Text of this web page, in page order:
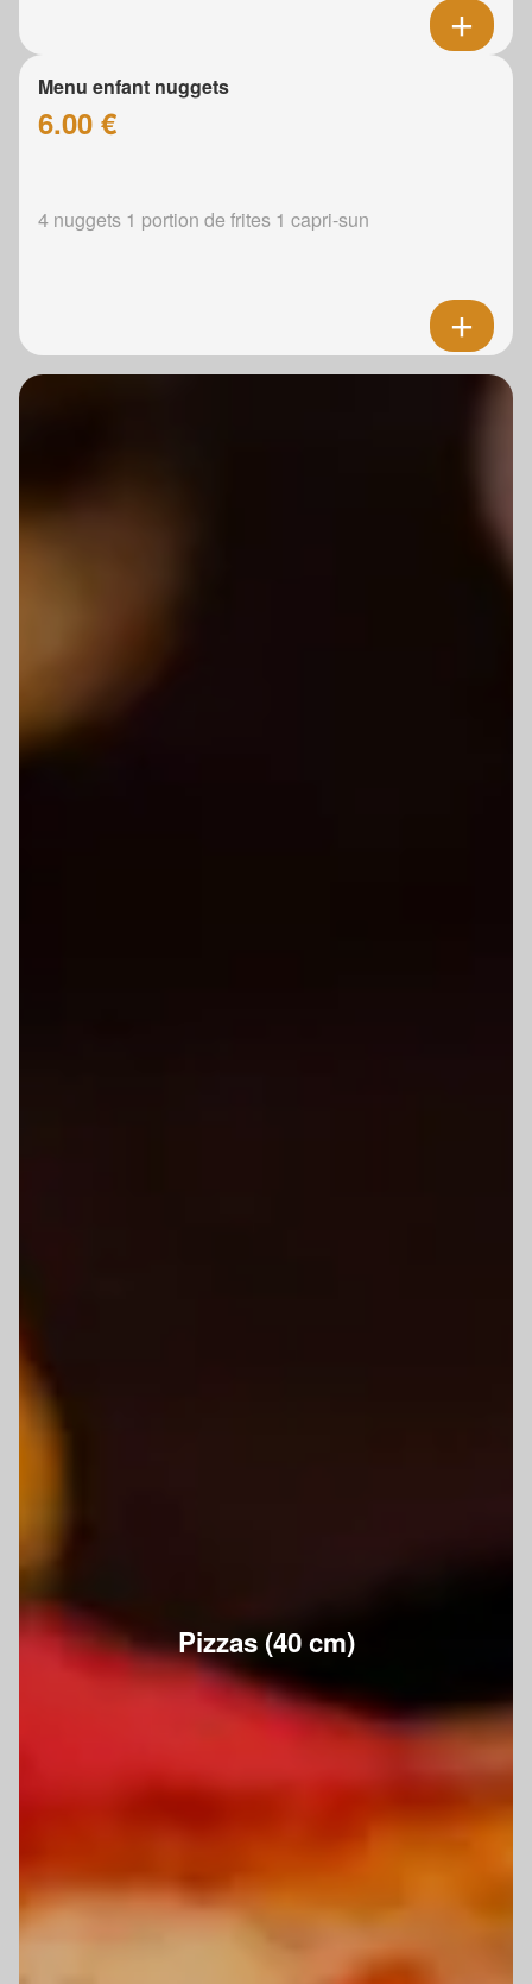
Menu enfant nuggets
6.00 €
4 nuggets 1 portion de frites 1 capri-sun
Pizzas (40 cm)